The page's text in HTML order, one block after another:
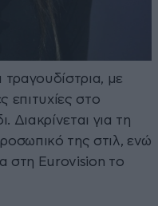
τραγουδίστρια, με
επιτυχίες στο
Διακρίνεται για τη
της στιλ, ενώ
στη Eurovision το